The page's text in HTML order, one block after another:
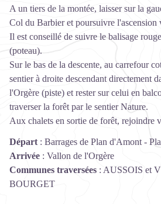
A un tiers de la montée, laisser sur la
Col du Barbier et poursuivre l'ascension
Il est conseillé de suivre le balisage
(poteau).
Sur le bas de la descente, au carrefour
sentier à droite descendant directement
l'Orgère (piste) et rester sur celui en
traverser la forêt par le sentier Nature.
Aux chalets en sortie de forêt, rejoindre
Départ : Barrages de Plan d'Amont -
Arrivée : Vallon de l'Orgère
Communes traversées : AUSSOIS et
BOURGET